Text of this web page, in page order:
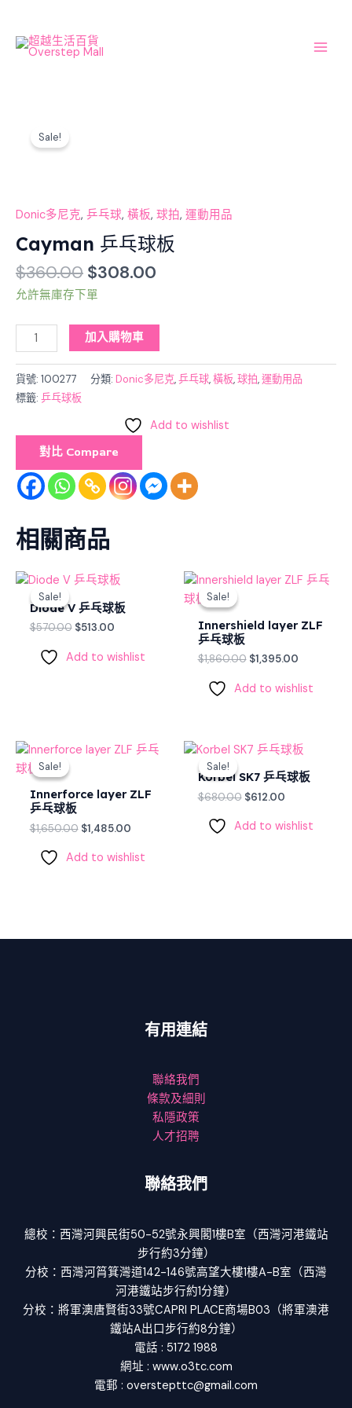
content
Sale!
Donic多尼克, 乒乓球, 橫板, 球拍, 運動用品
Cayman 乒乓球板
$360.00 $308.00
允許無庫存下單
數
加入購物車
貨號: 100277 分類: Donic多尼克,乒乓球,橫板,球拍,運動用品
標籤: 乒乓球板
Add to wishlist
對比 Compare
相關商品
Sale!
Sale!
Diode V 乒乓球板
$570.00
Original
was:
$570.00.
$513.00
Current
is:
$513.00.
Add to wishlist
Sale!
Sale!
Innershield layer ZLF
乒乓球板
$1,860.00
Original
price
$1,395.00
Current
Add to wishlist
Sale!
Sale!
Innerforce layer ZLF
乒乓球板
$1,650.00
Original
price
$1,650.00.
$1,485.00
Current
Add to wishlist
Sale!
Sale!
Korbel SK7 乒乓球板
$680.00
Original
was:
$680.00.
$612.00
Current
is:
$612.00.
Add to wishlist
有用連結
聯絡我們
條款及細則
私隱政策
人才招聘
聯絡我們
總校：西灣河興民街50-52號永興閣1樓B室（西灣河港鐵站
步行約3分鐘）
分校：西灣河筲箕灣道142-146號高望大樓1樓A-B室（西灣
河港鐵站步行約1分鐘）
分校：將軍澳唐賢街33號CAPRI PLACE商場B03（將軍澳港
鐵站A出口步行約8分鐘）
電話 : 5172 1988
網址 : www.o3tc.com
電郵 : overstepttc@gmail.com